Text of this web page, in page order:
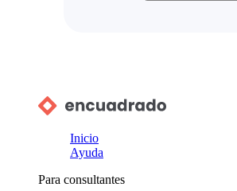
Inicio
Ayuda
Para consultantes